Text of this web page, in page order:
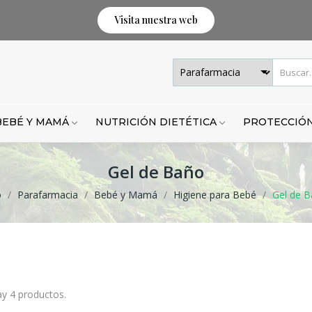
Visita nuestra web
Y MAMÁ NUTRICIÓN DIETÉTICA
Gel de Baño
Parafarmacia Bebé y Mamá Higiene para Bebé Gel de
4 productos.